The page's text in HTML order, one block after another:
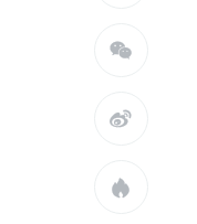


